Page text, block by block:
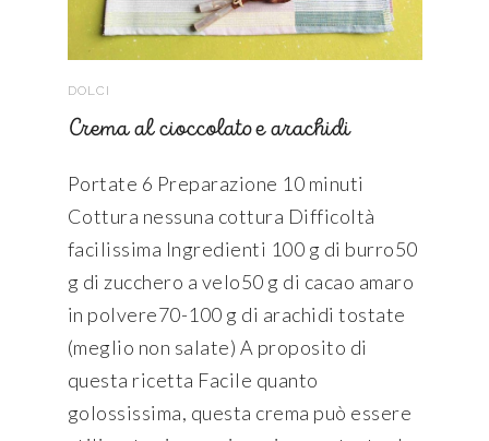
DOLCI
Crema al cioccolato e arachidi
Portate 6 Preparazione 10 minuti
Cottura nessuna cottura Difficoltà
facilissima Ingredienti 100 g di burro50
g di zucchero a velo50 g di cacao amaro
in polvere70-100 g di arachidi tostate
(meglio non salate) A proposito di
questa ricetta Facile quanto
golossissima, questa crema può essere